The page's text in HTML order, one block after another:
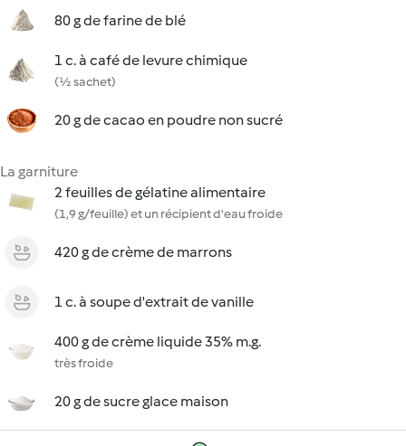
80 g de farine de blé
1 c. à café de levure chimique
(½ sachet)
20 g de cacao en poudre non sucré
La garniture
2 feuilles de gélatine alimentaire
(1,9 g/feuille) et un récipient d'eau froide
420 g de crème de marrons
1 c. à soupe d'extrait de vanille
400 g de crème liquide 35% m.g.
très froide
20 g de sucre glace maison